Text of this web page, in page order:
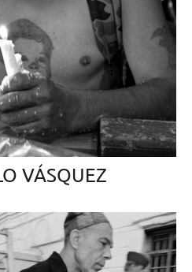
VÁSQUEZ